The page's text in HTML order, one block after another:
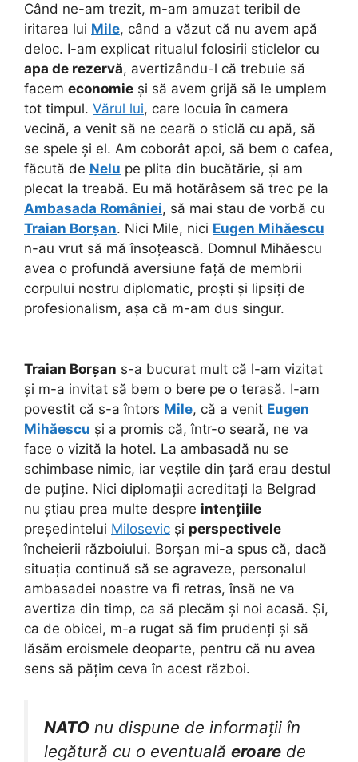
Când ne-am trezit, m-am amuzat teribil de
iritarea lui Mile, când a văzut că nu avem apă
deloc. I-am explicat ritualul folosirii sticlelor cu
apa de rezervă, avertizându-l că trebuie să
facem economie și să avem grijă să le umplem
tot timpul. Vărul lui, care locuia în camera
vecină, a venit să ne ceară o sticlă cu apă, să
se spele și el. Am coborât apoi, să bem o cafea,
făcută de Nelu pe plita din bucătărie, și am
plecat la treabă. Eu mă hotărâsem să trec pe la
Ambasada României, să mai stau de vorbă cu
Traian Borșan. Nici Mile, nici Eugen Mihăescu
n-au vrut să mă însoțească. Domnul Mihăescu
avea o profundă aversiune față de membrii
corpului nostru diplomatic, proști și lipsiți de
profesionalism, așa că m-am dus singur.
Traian Borșan s-a bucurat mult că l-am vizitat
și m-a invitat să bem o bere pe o terasă. I-am
povestit că s-a întors Mile, că a venit Eugen
Mihăescu și a promis că, într-o seară, ne va
face o vizită la hotel. La ambasadă nu se
schimbase nimic, iar veștile din țară erau destul
de puține. Nici diplomații acreditați la Belgrad
nu știau prea multe despre intențiile
președintelui Milosevic și perspectivele
încheierii războiului. Borșan mi-a spus că, dacă
situația continuă să se agraveze, personalul
ambasadei noastre va fi retras, însă ne va
avertiza din timp, ca să plecăm și noi acasă. Și,
ca de obicei, m-a rugat să fim prudenți și să
lăsăm eroismele deoparte, pentru că nu avea
sens să pățim ceva în acest război.
NATO nu dispune de informații în
legătură cu o eventuală eroare de